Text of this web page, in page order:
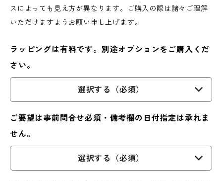
スによっても見え方が異なります。ご購入の際は諸々ご理解
いただけますようお願い申し上げます。
ラッピングは有料です。別途オプションをご購入くだ
さい。
選択する（必須）
ご要望は事前問合せ必須・備考欄の日付指定は承れま
せん。
選択する（必須）